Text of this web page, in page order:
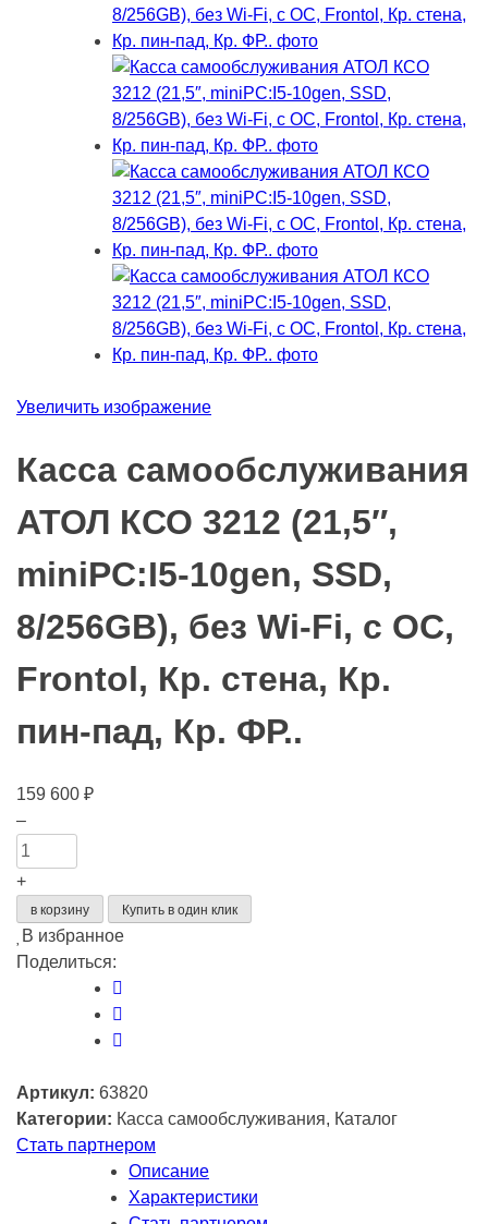
Увеличить изображение
Касса самообслуживания
АТОЛ КСО 3212 (21,5″,
miniPC:I5-10gen, SSD,
8/256GB), без Wi-Fi, с ОС,
Frontol, Кр. стена, Кр.
пин-пад, Кр. ФР..
159 600 ₽
Количество
товара
Касса
самообслуживания
АТОЛ
КСО
3212
8/256GB),
Wi-
–
+
в корзину Купить в один клик
В избранное
Поделиться:
Артикул: 63820
Категории: Касса самообслуживания, Каталог
Стать партнером
Описание
Характеристики